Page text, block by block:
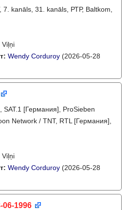
7. kanāls, 31. kanāls, РТР, Baltkom,
Viļņi
Wendy Corduroy (2026-05-28
SAT.1 [Германия], ProSieben
Network / TNT, RTL [Германия],
Viļņi
Wendy Corduroy (2026-05-28
06-1996